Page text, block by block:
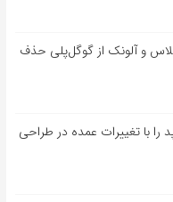
و آلونک از گوگل‌پلی حذف
را با تغییرات عمده در طراحی